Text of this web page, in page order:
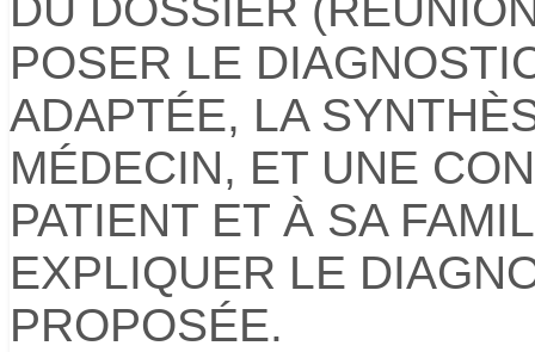
POSER LE
ADAPTÉE, LA
MÉDECIN, ET UNE
PATIENT ET À SA
EXPLIQUER LE
PROPOSÉE.